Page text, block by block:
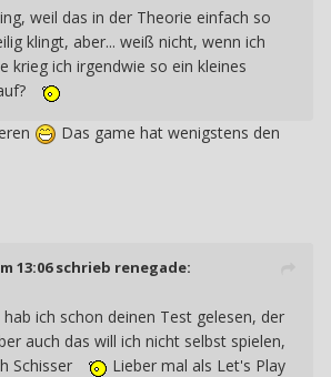
weil das in der Theorie einfach so
klingt, aber... weiß nicht, wenn ich
krieg ich irgendwie so ein kleines
Das game hat wenigstens den
13:06 schrieb renegade:
ich schon deinen Test gelesen, der
auch das will ich nicht selbst spielen,
Schisser
Lieber mal als Let's Play